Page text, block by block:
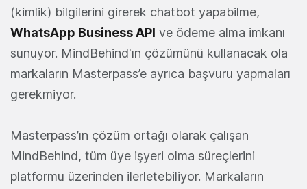
(kimlik) bilgilerini girerek chatbot yapabilme,
WhatsApp Business API ve ödeme alma imkanı
sunuyor. MindBehind'ın çözümünü kullanacak ola
markaların Masterpass’e ayrıca başvuru yapmaları
gerekmiyor.
Masterpass’ın çözüm ortağı olarak çalışan
MindBehind, tüm üye işyeri olma süreçlerini
platformu üzerinden ilerletebiliyor. Markaların